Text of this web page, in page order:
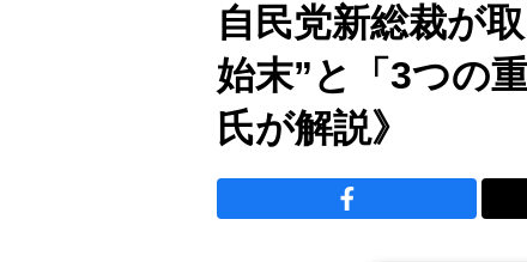
自民党新総裁が
始末”と「3つの
氏が解説》